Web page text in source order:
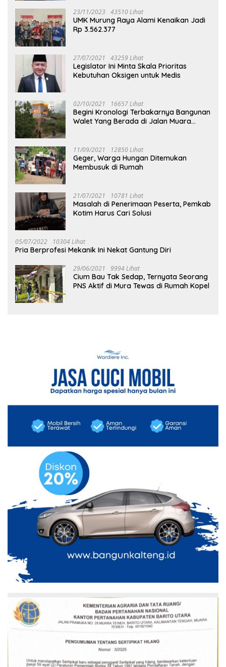
23/11/2023 43510 Lihat
UMK Murung Raya Alami Kenaikan Jadi
Rp 3.562.377
27/07/2021 43259 Lihat
Legislator Ini Minta Skala Prioritas
Kebutuhan Oksigen untuk Medis
02/10/2021 16657 Lihat
Begini Kronologi Terbakarnya Bangunan
Walet Yang Berada di Jalan Muara
11/09/2021 12850 Lihat
Geger, Warga Hungan Ditemukan
Membusuk di Rumah
21/07/2021 10781 Lihat
Masalah di Penerimaan Peserta, Pemkab
Kotim Harus Cari Solusi
05/07/2022 10304 Lihat
Pria Berprofesi Mekanik Ini Nekat Gantung Diri
29/06/2021 9994 Lihat
Cium Bau Tak Sedap, Ternyata Seorang
PNS Aktif di Mura Tewas di Rumah Kopel